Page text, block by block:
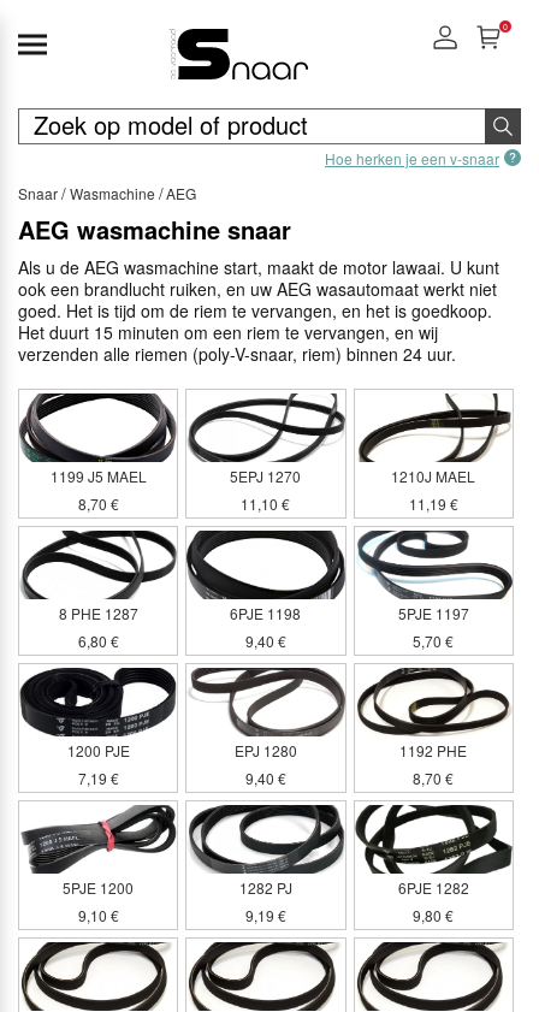
Hoe herken je een v-snaar
0
Snaar Wasmachine AEG
AEG wasmachine snaar
Als u de AEG wasmachine start, maakt de motor lawaai. U kunt
ook een brandlucht ruiken, en uw AEG wasautomaat werkt niet
goed. Het is tijd om de riem te vervangen, en het is goedkoop.
Het duurt 15 minuten om een riem te vervangen, en wij
verzenden alle riemen (poly-V-snaar, riem) binnen 24 uur.
1199 J5 MAEL
8,70 €
5EPJ 1270
11,10 €
1210J MAEL
11,19 €
8 PHE 1287
6,80 €
6PJE 1198
9,40 €
5PJE 1197
5,70 €
1200 PJE
7,19 €
EPJ 1280
9,40 €
1192 PHE
8,70 €
5PJE 1200
9,10 €
1282 PJ
9,19 €
6PJE 1282
9,80 €